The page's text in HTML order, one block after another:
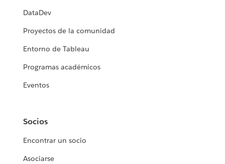
DataDev
Proyectos de la comunidad
Entorno de Tableau
Programas académicos
Eventos
Socios
Encontrar un socio
Asociarse